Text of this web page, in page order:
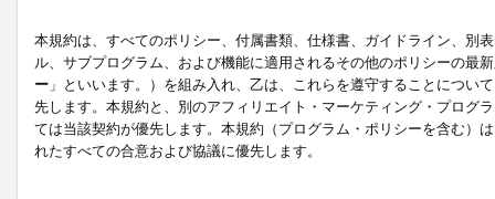
本規約は、すべてのポリシー、付属書類、仕様書、ガイドライン、別
ル、サブプログラム、および機能に適用されるその他のポリシーの最
ー 」といいます。）を組み入れ、乙は、これらを遵守することにつ
先します。本規約と、別のアフィリエイト・マーケティング・プログ
ては当該契約が優先します。本規約（プログラム・ポリシーを含む）
れたすべての合意および協議に優先します。